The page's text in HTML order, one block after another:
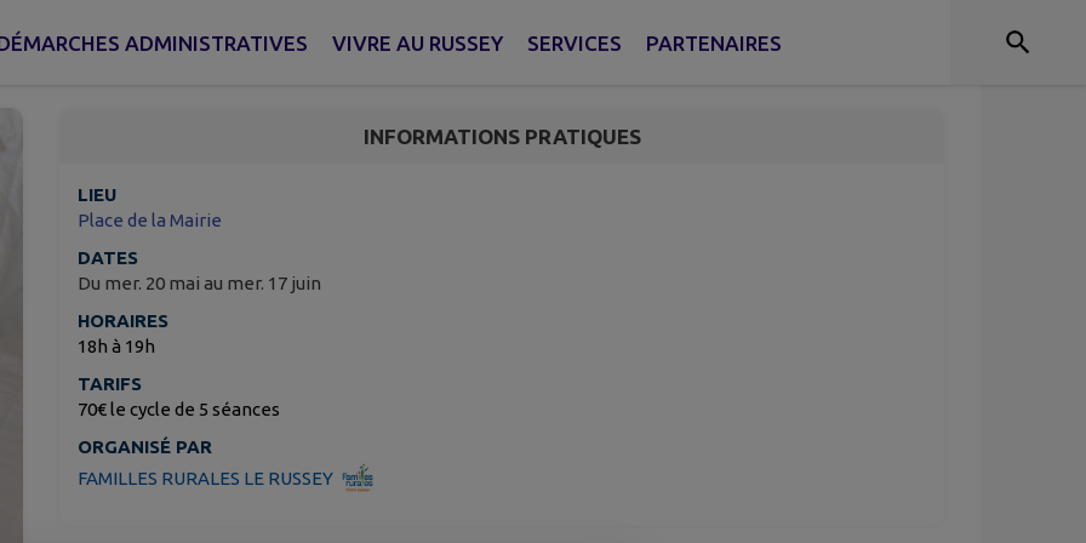
ADMINISTRATIVES VIVRE AU RUSSEY SERVICES PARTENAIRES
INFORMATIONS PRATIQUES
LIEU
Place de la Mairie
DATES
Du mer. 20 mai au mer. 17 juin
HORAIRES
18h à 19h
TARIFS
70€ le cycle de 5 séances
ORGANISÉ PAR
FAMILLES RURALES LE RUSSEY